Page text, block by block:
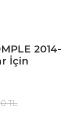
2014-
İçin
TL